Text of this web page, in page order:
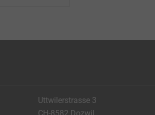
Uttwilerstrasse 3
CH-8582 Dozwil